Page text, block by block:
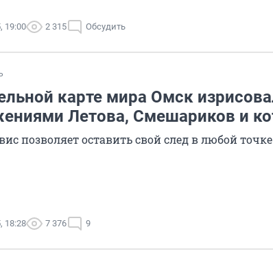
19:00 2 315 Обсудить
карте мира Омск
Летова, Смешариков и
позволяет оставить свой след в любой точке
18:28 7 376 9